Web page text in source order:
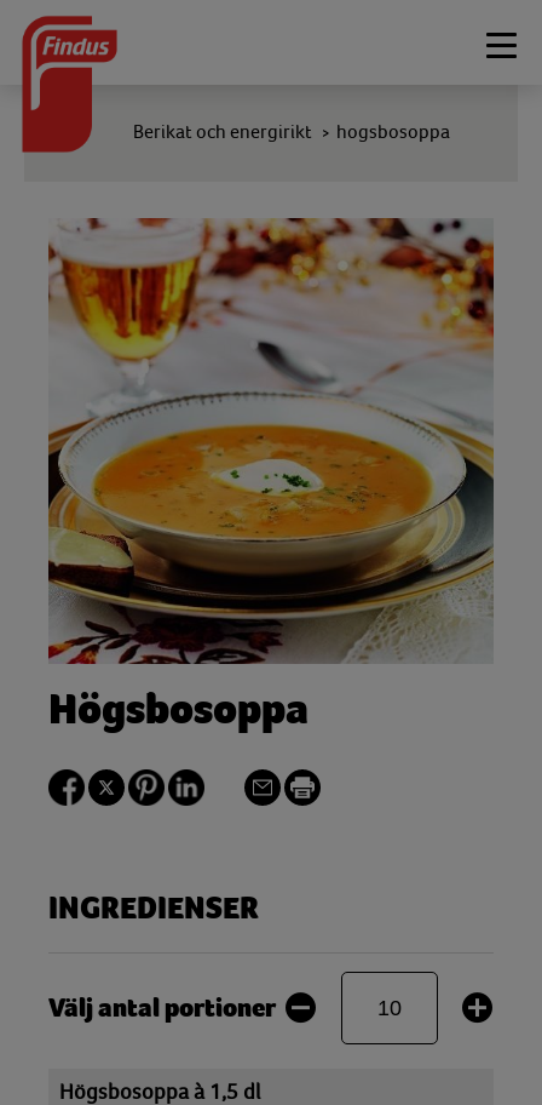
Berikat och energirikt > hogsbosoppa
Högsbosoppa
INGREDIENSER
Välj antal portioner
Högsbosoppa à 1,5 dl